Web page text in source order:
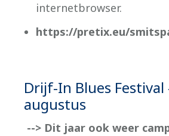
internetbrowser.
https://pretix.eu/
Drijf-In Blues Festival
augustus
--> Dit jaar ook weer